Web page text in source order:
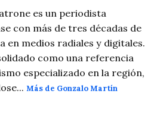
es un periodista
con más de tres décadas de
en medios radiales y digitales.
como una referencia
especializado en la región,
Más de Gonzalo Martín